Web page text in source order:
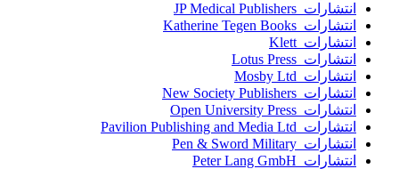
انتشارات JP Medical Publishers
انتشارات Katherine Tegen Books
انتشارات Klett
انتشارات Lotus Press
انتشارات Mosby Ltd
انتشارات New Society Publishers
انتشارات Open University Press
انتشارات Pavilion Publishing and Media Ltd
انتشارات Pen & Sword Military
انتشارات Peter Lang GmbH